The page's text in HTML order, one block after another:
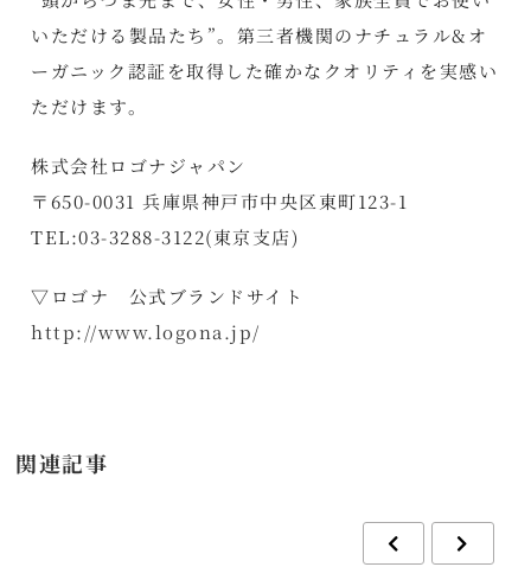
いただける製品たち”。第三者機関のナチュラル&オ
ーガニック認証を取得した確かなクオリティを実感い
ただけます。
株式会社ロゴナジャパン
〒650-0031 兵庫県神戸市中央区東町123-1
TEL:03-3288-3122(東京支店)
▽ロゴナ 公式ブランドサイト
http://www.logona.jp/
関連記事